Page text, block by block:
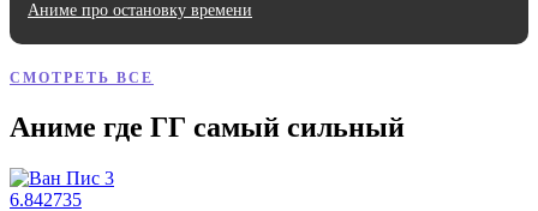
Аниме про остановку времени
СМОТРЕТЬ ВСЕ
Аниме где ГГ самый сильный
6.842735